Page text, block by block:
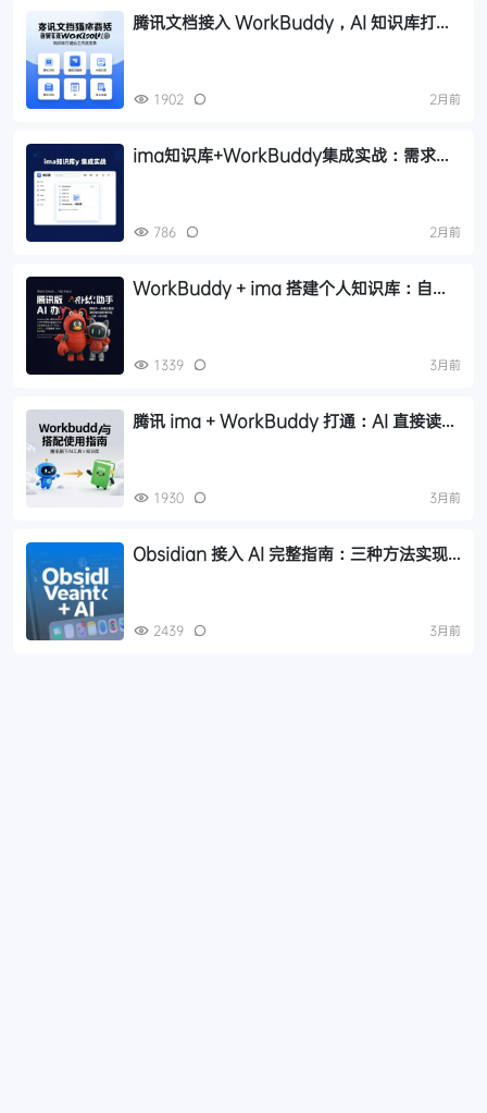
腾讯文档接入 WorkBuddy，AI 知识库打通
1902 2月前
ima知识库+WorkBuddy集成实战：需求文
786 2月前
WorkBuddy + ima 搭建个人知识库：自动
1339 3月前
腾讯 ima + WorkBuddy 打通：AI 直接读写
1930 3月前
Obsidian 接入 AI 完整指南：三种方法实现
2439 3月前